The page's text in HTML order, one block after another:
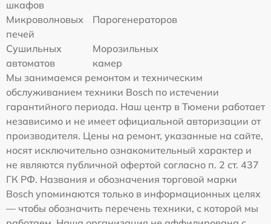
шкафов
Микроволновых
печей
Парогенераторов
Сушильных
автоматов
Морозильных
камер
Мы занимаемся ремонтом и техническим
обслуживанием техники Bosch по истечении
гарантийного периода. Наш центр в Тюмени работает
независимо и не имеет официальной авторизации от
производителя. Цены на ремонт, указанные на сайте,
носят исключительно ознакомительный характер и
не являются публичной офертой согласно п. 2 ст. 437
ГК РФ. Названия и обозначения торговой марки
Bosch упоминаются только в информационных целях
— чтобы обозначить перечень техники, с которой мы